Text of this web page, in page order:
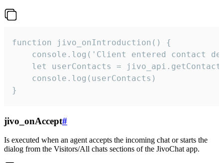
function jivo_onIntroduction() {
console.log('Client entered contact
let userContacts =
    console.log(userContacts)
}
jivo_onAccept#
Is executed when an agent accepts the incoming chat or starts the
dialog from the Visitors/All chats sections of the JivoChat app.